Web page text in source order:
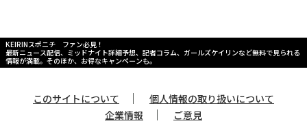
KEIRINスポニチ ファン必見！
最新ニュース配信、ミッドナイト詳細予想、記者コラム、ガールズケイリンなど無料で見られる
情報が満載。そのほか、お得なキャンペーンも。
このサイトについて ｜
個人情報の取り扱いについて
企業情報
｜ ご意見